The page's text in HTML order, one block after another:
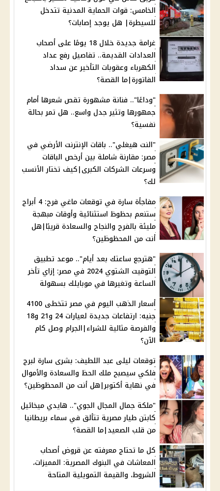
الخامس: قوات الحماية المدنية تتدخل
للسيطرة| هل يوجد إصابات؟
غرامة جديدة خلال 18 يومًا على أصحاب
العدادات القديمة.. تفاصيل رفع عداد
الكهرباء وعقوبات التأخير عن سداد
الفاتورة|ما القصة؟
"وداعًا".. فنانة مشهورة تقص شعرها أمام
جمهورها وتثير جدل واسع.. هل تمر بحالة
نفسية؟
"النت هيغلي".. باقات الإنترنت الأرضي في
مصر: مقارنة شاملة بين أرخص الباقات
وسرعات الشركات الكبرى|كيف تختار الأنسب
لك؟
مفاجأة سارة في توقعات ماغي فرح: 4 أبراج
ستنعم بحظوظ استثنائية وأوقات مبهجة
مليئة بالفرح والنجاح والسعادة قريبًا|هل
أنت من المحظوظين؟
"هترجع ساعتك بعد أيام".. موعد تطبيق
التوقيت الشتوي 2024 في مصر: إزاي تأخر
الساعة وتغيرها في موبايلك بسهولة
أسعار الذهب اليوم في مصر تتخطى 4100
جنيه: ارتفاعات جديدة لعيارات 24 و21 و18
والفرصة مثالية للشراء|الجرام وصل كام
الآن؟
توقعات ليلى عبد اللطيف: بشرى سارة لبرج
فلكي سيصبح ملك الحظ والسعادة والأموال
في نهاية أكتوبر|هل أنت من المحظوظين؟
"ملكة جمال المجال الجوي".. هايدي ميخائيل
كابتن طيار مصرية تتألق في سماء بريطانيا
من قلب الصعيد|ما القصة؟
كل ما تحتاج معرفته عن قروض أصحاب
المعاشات في البنوك المصرية: المميزات،
الشروط، والقيمة التمويلية المتاحة